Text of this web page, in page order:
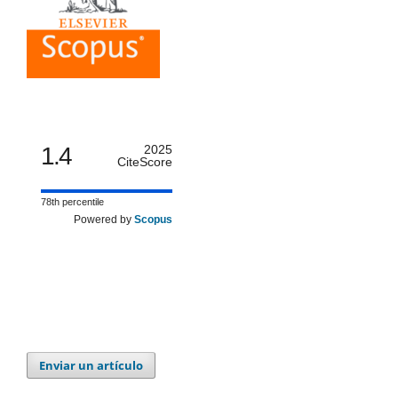
1.4
2025
CiteScore
78th percentile
Powered by Scopus
Enviar un artículo